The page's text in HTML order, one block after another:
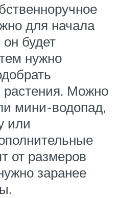
для начала
он будет
нужно
Можно
мини-водопад,
или
от размеров
заранее